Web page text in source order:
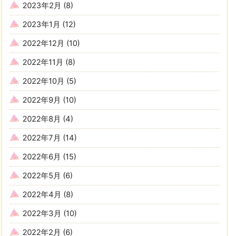
2023年2月 (8)
2023年1月 (12)
2022年12月 (10)
2022年11月 (8)
2022年10月 (5)
2022年9月 (10)
2022年8月 (4)
2022年7月 (14)
2022年6月 (15)
2022年5月 (6)
2022年4月 (8)
2022年3月 (10)
2022年2月 (6)